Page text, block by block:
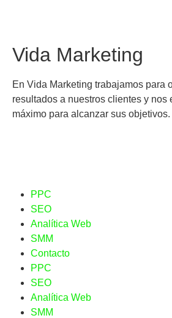
Vida Marketing
En Vida Marketing trabajamos para
resultados a nuestros clientes y nos
máximo para alcanzar sus objetivos.
PPC
SEO
Analítica Web
SMM
Contacto
PPC
SEO
Analítica Web
SMM